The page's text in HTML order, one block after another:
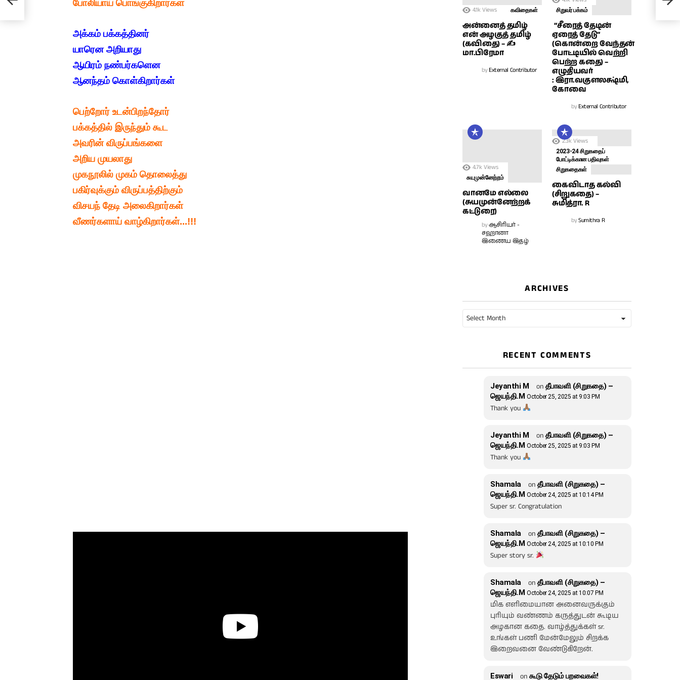
போலியாய் பொங்குகிறார்கள்
அக்கம் பக்கத்தினர்
யாரென அறியாது
ஆயிரம் நண்பர்களென
ஆனந்தம் கொள்கிறார்கள்
பெற்றோர் உடன்பிறந்தோர்
பக்கத்தில் இருந்தும் கூட
அவரின் விருப்பங்களை
முகநூலில் முகம் தொலைத்து
பகிர்வுக்கும் விருப்பத்திற்கும்
விசயந் தேடி அலைகிறார்கள்
வீணர்களாய் வாழ்கிறார்கள்...!!!
4.1k Views கவிதைகள்
அன்னைத் தமிழ்
என் அழகுத் தமிழ்
(கவிதை) – ✍
மா.பிரேமா
byExternal Contributor
சிறுவர் பக்கம்
“சீரைத் தேடின்
ஏரைத் தேடு”
(கொன்றை வேந்தன்
போட்டியில் வெற்றி
பெற்ற கதை) –
எழுதியவர்
: இரா.வகுளலக்ஷ்மி,
கோவை
byExternal Contributor
4.7k Views
சுயமுன்னேற்றம்
வானமே எல்லை
(சுயமுன்னேற்றக்
கட்டுரை)
byஆசிரியர் -
சஹானா
இணைய இதழ்
2.3k Views
2023-24 சிறுகதைப்
போட்டிக்கான பதிவுகள்
சிறுகதைகள்
கைவிடாத கல்வி
(சிறுகதை) –
சுமித்ரா. R
bySumithra R
ARCHIVES
RECENT COMMENTS
Jeyanthi M on தீபாவளி (சிறுகதை) –
ஜெயந்தி.M October 25, 2025 at 9:03 PM
Thank you
Jeyanthi M on தீபாவளி (சிறுகதை) –
ஜெயந்தி.M October 25, 2025 at 9:03 PM
Thank you
Shamala onதீபாவளி (சிறுகதை) –
ஜெயந்தி.M October 24, 2025 at 10:14 PM
Super sr. Congratulation
Shamala onதீபாவளி (சிறுகதை) –
ஜெயந்தி.M October 24, 2025 at 10:10 PM
Super story sr.
Shamala onதீபாவளி (சிறுகதை) –
ஜெயந்தி.M October 24, 2025 at 10:07 PM
மிக எளிமையான அனைவருக்கும்
புரியும் வண்ணம் கருத்துடன் கூடிய
அழகான கதை. வாழ்த்துக்கள் sr.
உங்கள் பணி மேன்மேலும் சிறக்க
இறைவனை வேண்டுகிறேன்.
Eswari on கூடு தேடும் பறவைகள்!